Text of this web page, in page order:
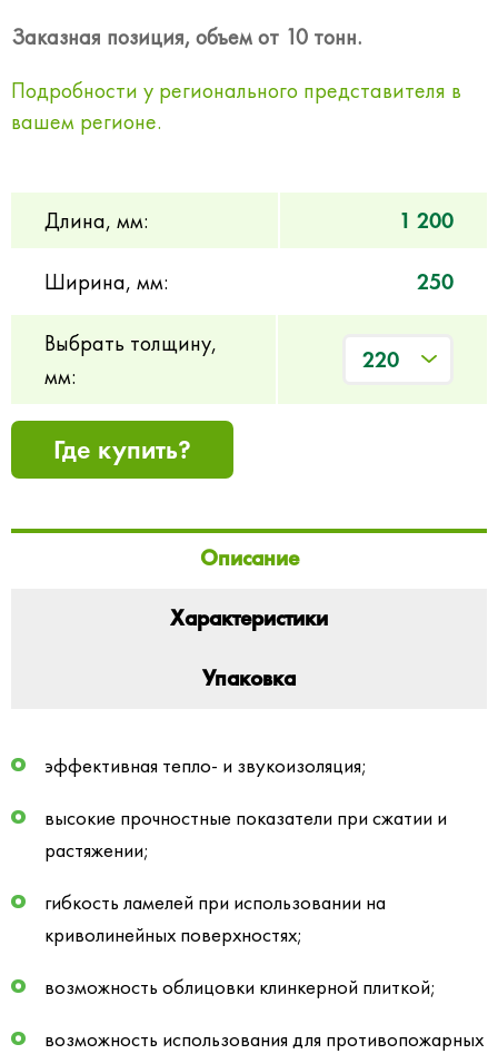
Заказная позиция, объем от 10 тонн.
Подробности у регионального представителя в
вашем регионе.
Длина, мм: 1 200
Ширина, мм: 250
Выбрать толщину,
мм:
220
Где купить?
Описание
Характеристики
Упаковка
эффективная тепло- и звукоизоляция;
высокие прочностные показатели при сжатии и
растяжении;
гибкость ламелей при использовании на
криволинейных поверхностях;
возможность облицовки клинкерной плиткой;
возможность использования для противопожарных